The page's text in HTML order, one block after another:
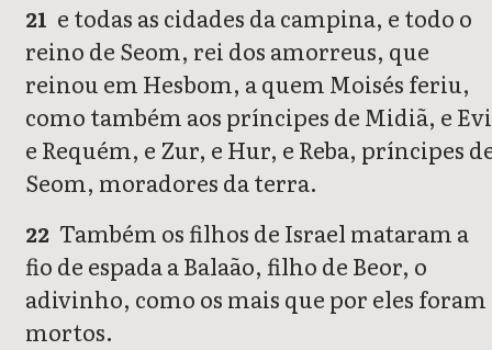
21 e todas as cidades da campina, e todo o
reino de Seom, rei dos amorreus, que
reinou em Hesbom, a quem Moisés feriu,
como também aos príncipes de Midiã, e
e Requém, e Zur, e Hur, e Reba, príncipes
Seom, moradores da terra.
22 Também os filhos de Israel mataram a
fio de espada a Balaão, filho de Beor, o
adivinho, como os mais que por eles foram
mortos.